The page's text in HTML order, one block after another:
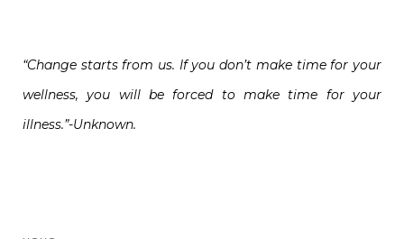
“Change starts from us. If you don’t make time for your
wellness, you will be forced to make time for your
illness.”-Unknown.